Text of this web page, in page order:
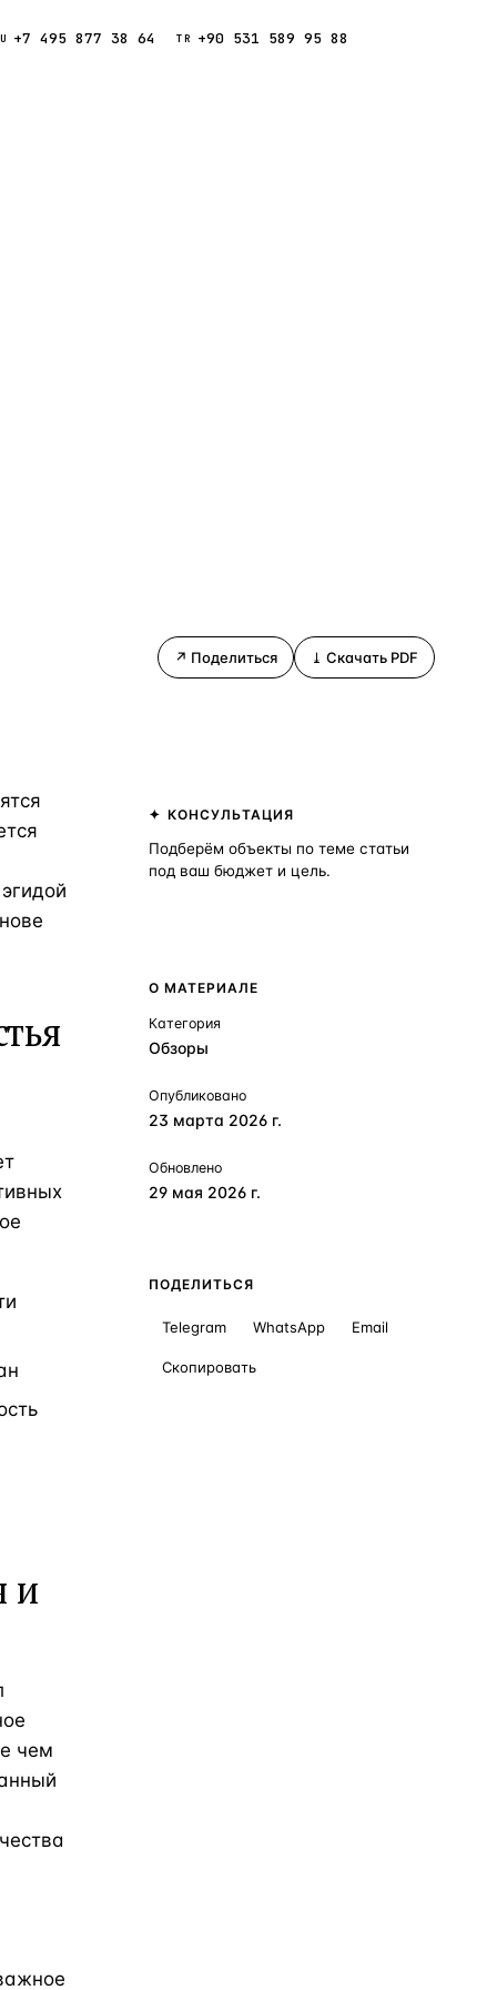
+7 495 877 38 64 TR +90 531 589 95 88
↗ Поделиться ⤓ Скачать PDF
и
чем
КОНСУЛЬТАЦИЯ
Подберём объекты по теме статьи
под ваш бюджет и цель.
О МАТЕРИАЛЕ
Категория
Обзоры
Опубликовано
23 марта 2026 г.
Обновлено
29 мая 2026 г.
ПОДЕЛИТЬСЯ
Telegram WhatsApp Email
Скопировать